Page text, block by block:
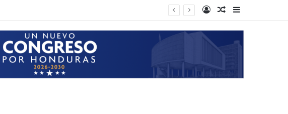
en Alianza Log InRandom Article